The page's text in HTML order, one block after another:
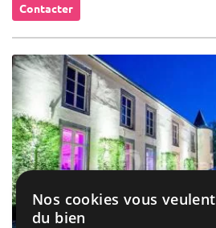
Contacter
Nos cookies vous veulent
du bien